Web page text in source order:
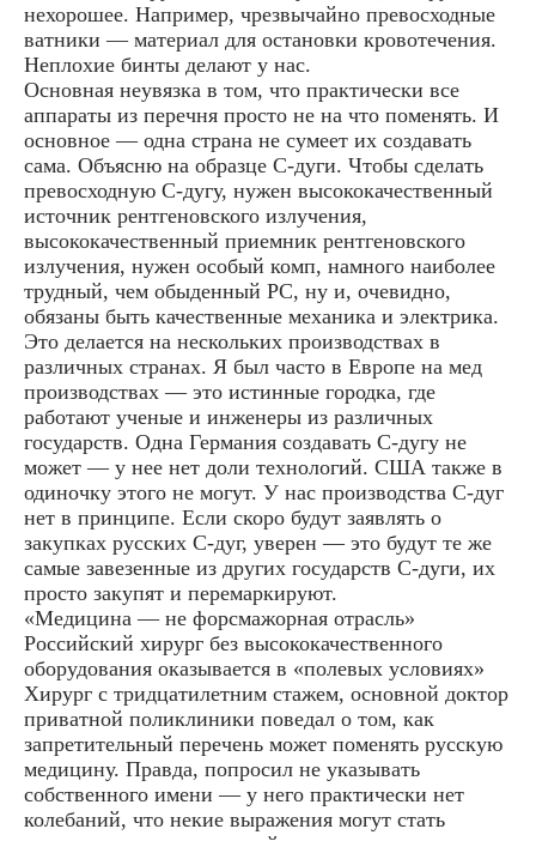
нехорошее. Например, чрезвычайно превосходные
ватники — материал для остановки кровотечения.
Неплохие бинты делают у нас.
Основная неувязка в том, что практически все
аппараты из перечня просто не на что поменять. И
основное — одна страна не сумеет их создавать
сама. Объясню на образце C-дуги. Чтобы сделать
превосходную C-дугу, нужен высококачественный
источник рентгеновского излучения,
высококачественный приемник рентгеновского
излучения, нужен особый комп, намного наиболее
трудный, чем обыденный PC, ну и, очевидно,
обязаны быть качественные механика и электрика.
Это делается на нескольких производствах в
различных странах. Я был часто в Европе на мед
производствах — это истинные городка, где
работают ученые и инженеры из различных
государств. Одна Германия создавать C-дугу не
может — у нее нет доли технологий. США также в
одиночку этого не могут. У нас производства C-дуг
нет в принципе. Если скоро будут заявлять о
закупках русских C-дуг, уверен — это будут те же
самые завезенные из других государств C-дуги, их
просто закупят и перемаркируют.
«Медицина — не форсмажорная отрасль»
Российский хирург без высококачественного
оборудования оказывается в «полевых условиях»
Хирург с тридцатилетним стажем, основной доктор
приватной поликлиники поведал о том, как
запретительный перечень может поменять русскую
медицину. Правда, попросил не указывать
собственного имени — у него практически нет
колебаний, что некие выражения могут стать